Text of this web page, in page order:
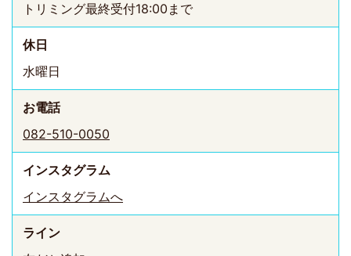
トリミング最終受付18:00まで
休日
水曜日
お電話
082-510-0050
インスタグラム
インスタグラムへ
ライン